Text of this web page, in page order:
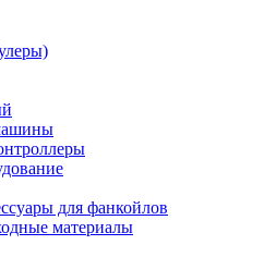
для фанкойлов
материалы